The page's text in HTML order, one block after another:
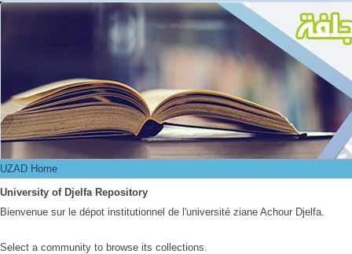
UZAD Home
UZAD Home
University of Djelfa Repository
Bienvenue sur le dépot institutionnel de l'université ziane Achour Djelfa.
Select a community to browse its collections.